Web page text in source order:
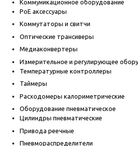
Коммуникационное оборудование
PoE аксессуары
Коммутаторы и свитчи
Оптические трансиверы
Медиаконвертеры
Измерительное и регулирующее
Температурные контроллеры
Таймеры
Расходомеры калориметрические
Оборудование пневматическое
Цилиндры пневматические
Привода реечные
Пневмораспределители